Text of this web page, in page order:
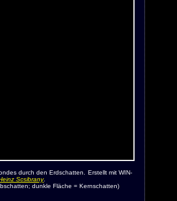
durch den Erdschatten. Erstellt mit WIN-
Scsibrany.
dunkle Fläche = Kernschatten)